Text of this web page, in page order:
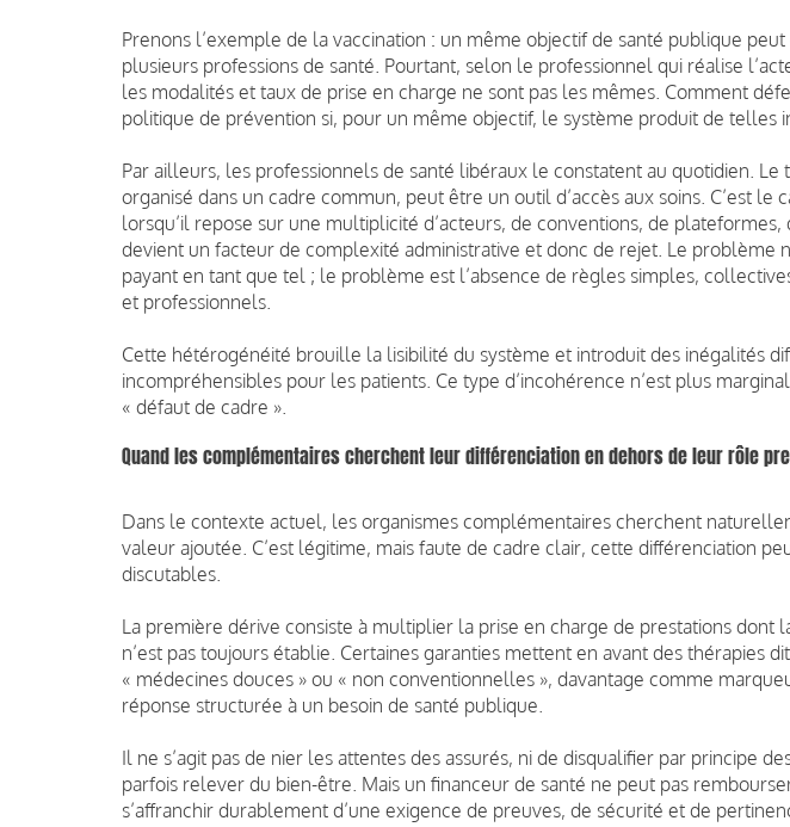
Prenons l’exemple de la vaccination : un même objectif de santé publique
plusieurs professions de santé. Pourtant, selon le professionnel qui réalise
les modalités et taux de prise en charge ne sont pas les mêmes. Comment
politique de prévention si, pour un même objectif, le système produit de telles
Par ailleurs, les professionnels de santé libéraux le constatent au quotidien. Le
organisé dans un cadre commun, peut être un outil d’accès aux soins. C’est le
lorsqu’il repose sur une multiplicité d’acteurs, de conventions, de
devient un facteur de complexité administrative et donc de rejet. Le problème
payant en tant que tel ; le problème est l’absence de règles simples,
et professionnels.
Cette hétérogénéité brouille la lisibilité du système et introduit des inégalités
incompréhensibles pour les patients. Ce type d’incohérence n’est plus
« défaut de cadre ».
Quand les complémentaires cherchent leur différenciation en dehors de leur rôle
Dans le contexte actuel, les organismes complémentaires cherchent
valeur ajoutée. C’est légitime, mais faute de cadre clair, cette différenciation
discutables.
La première dérive consiste à multiplier la prise en charge de prestations dont
n’est pas toujours établie. Certaines garanties mettent en avant des thérapies
« médecines douces » ou « non conventionnelles », davantage comme
réponse structurée à un besoin de santé publique.
Il ne s’agit pas de nier les attentes des assurés, ni de disqualifier par principe
parfois relever du bien-être. Mais un financeur de santé ne peut pas
s’affranchir durablement d’une exigence de preuves, de sécurité et de